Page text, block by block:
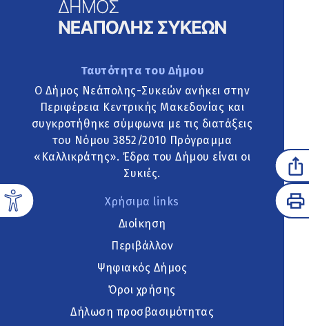
Ταυτότητα του Δήμου
Ο Δήμος Νεάπολης-Συκεών ανήκει στην
Περιφέρεια Κεντρικής Μακεδονίας και
συγκροτήθηκε σύμφωνα με τις διατάξεις
του Νόμου 3852/2010 Πρόγραμμα
«Καλλικράτης». Έδρα του Δήμου είναι οι
Συκιές.
Χρήσιμα links
Διοίκηση
Περιβάλλον
Ψηφιακός Δήμος
Όροι χρήσης
Δήλωση προσβασιμότητας